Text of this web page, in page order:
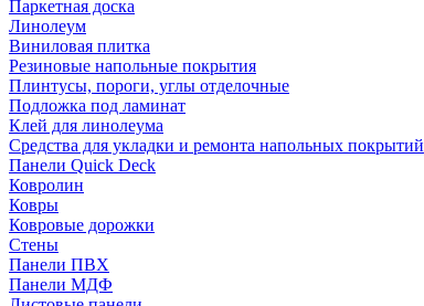
Паркетная доска
Линолеум
Виниловая плитка
Резиновые напольные покрытия
Плинтусы, пороги, углы отделочные
Подложка под ламинат
Клей для линолеума
Средства для укладки и ремонта напольных покрытий
Панели Quick Deck
Ковролин
Ковры
Ковровые дорожки
Стены
Панели ПВХ
Панели МДФ